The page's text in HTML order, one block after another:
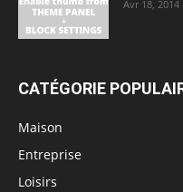
Avr 18, 2014
CATÉGORIE
Maison
Entreprise
Loisirs